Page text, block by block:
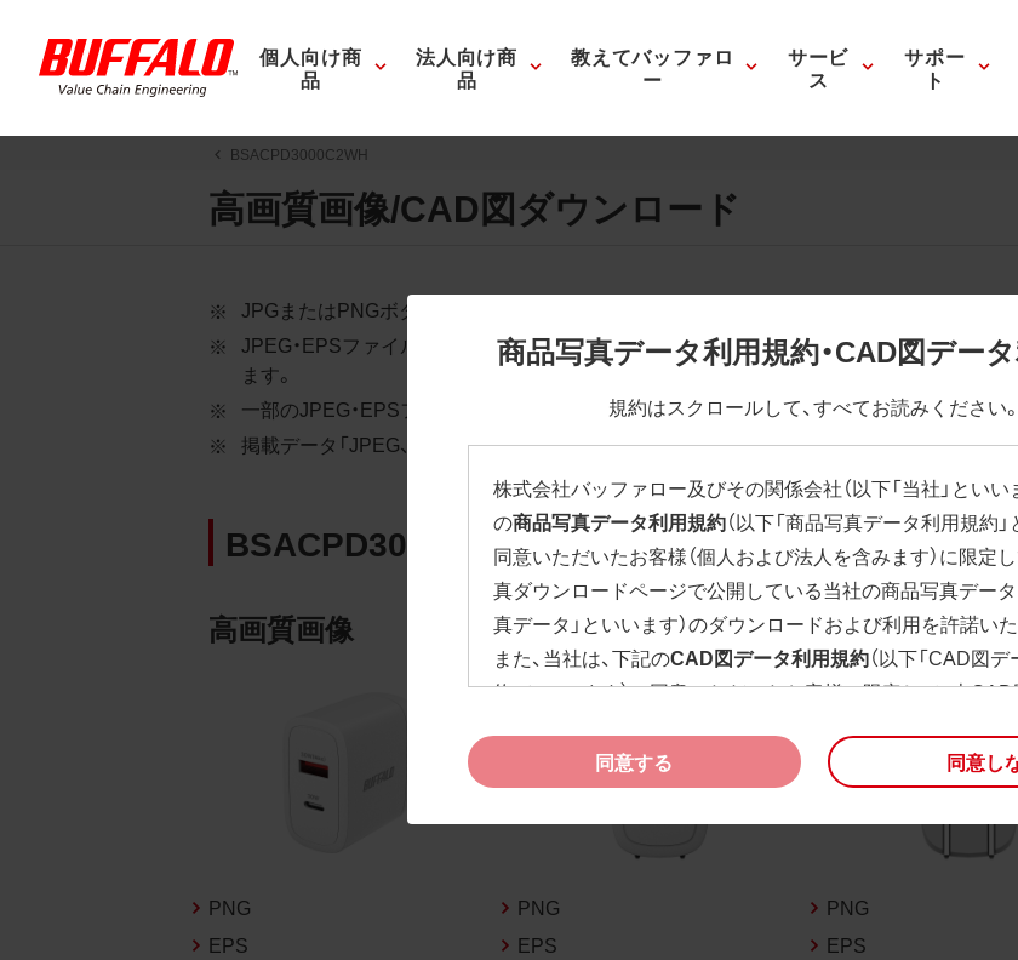
個人向け商
品
法人向け商
品
教えてバッファロ
ー
サービ
ス
サポー
ト
BSACPD3000C2WH
高画質画像/CAD図ダウンロード
商品写真データ利用規約・CAD図デー
規約はスクロールして、すべてお読みください。
株式会社バッファロー及びその関係会社（以下「当社」といい
の商品写真データ利用規約（以下「商品写真データ利用規約
同意いただいたお客様（個人および法人を含みます）に限定
真ダウンロードページで公開している当社の商品写真データ
真データ」といいます）のダウンロードおよび利用を許諾いた
また、当社は、下記のCAD図データ利用規約（以下「CAD図
約」といいます）に同意いただいたお客様に限定して、本
ます）の利用を許諾いたします。
お客様が「同意する」ボタンをクリックされた場合、商品写
約及びCAD図データ利用規約に同意いただいたものとみな
なお、商品写真データ利用規約及びCAD図データ利用規約の
告なく変更されることがあります。各データをダウンロード
同意する 同意し
JPGまたはPNGボタンを押すと画像の表示。EPSボタンを押すと圧縮ファイルのダウンロ
JPEG・EPSファイルにはパスが設定されています。画像編集の際に便利です。PNG画像
ます。
一部のJPEG・EPSファイルにはパスが設定されていない場合があります。ご了承ください。
掲載データ「JPEG、PNG : 低解像度(RGBカラー)」 「EPS : 高解像度(CMYKカラー)」
BSACPD3000C2WH
高画質画像
PNG
EPS
PNG
EPS
PNG
EPS